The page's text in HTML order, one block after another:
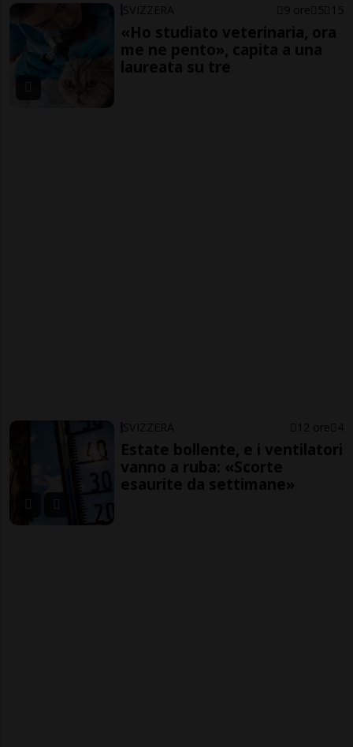
SVIZZERA 9 ore 5 15
«Ho studiato veterinaria, ora
me ne pento», capita a una
laureata su tre
SVIZZERA 12 ore 4
Estate bollente, e i ventilatori
vanno a ruba: «Scorte
esaurite da settimane»